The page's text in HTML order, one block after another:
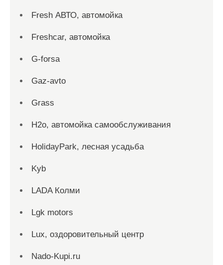
Fresh АВТО, автомойка
Freshcar, автомойка
G-forsa
Gaz-avto
Grass
H2o, автомойка самообслуживания
HolidayPark, лесная усадьба
Kyb
LADA Колми
Lgk motors
Lux, оздоровительный центр
Nado-Kupi.ru